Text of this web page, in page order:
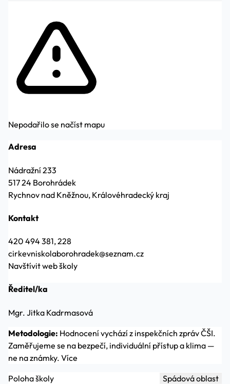
Nepodařilo se načíst mapu
Adresa
Nádražní 233
517 24 Borohrádek
Rychnov nad Kněžnou, Královéhradecký kraj
Kontakt
420 494 381, 228
cirkevniskolaborohradek@seznam.cz
Navštívit web školy
Ředitel/ka
Mgr. Jitka Kadrmasová
Metodologie: Hodnocení vychází z inspekčních zpráv ČŠI.
Zaměřujeme se na bezpečí, individuální přístup a klima —
ne na známky. Více
Poloha školy
Spádová oblast